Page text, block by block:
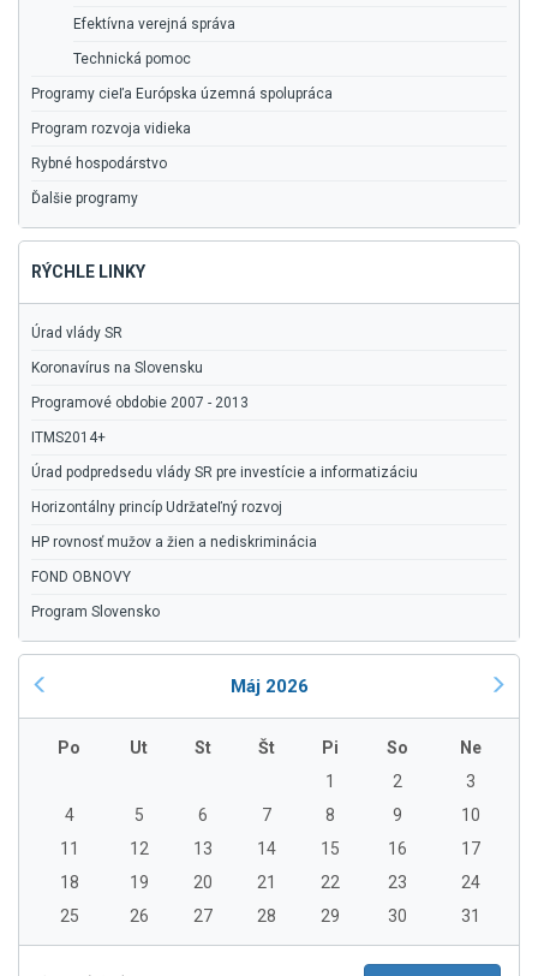
Efektívna verejná správa
Technická pomoc
Programy cieľa Európska územná spolupráca
Program rozvoja vidieka
Rybné hospodárstvo
Ďalšie programy
RÝCHLE LINKY
Úrad vlády SR
Koronavírus na Slovensku
Programové obdobie 2007 - 2013
ITMS2014+
Úrad podpredsedu vlády SR pre investície a informatizáciu
Horizontálny princíp Udržateľný rozvoj
HP rovnosť mužov a žien a nediskriminácia
FOND OBNOVY
Program Slovensko
Máj 2026
Po Ut St Št Pi So
Ne
1
2
3
4
5 6 7 8 9
10
11
12 13 14 15 16
17
18
19 20 21 22 23
24
25
26 27 28 29 30 31